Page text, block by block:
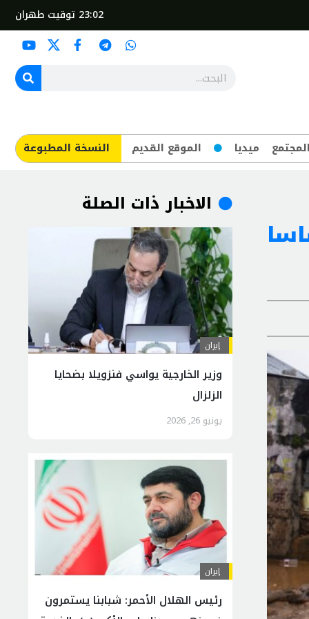
23:02 توقيت طهران
المجتمع ميديا الموقع القديم ​النسخة المطبوعة
الاخبار ذات الصلة
إيران
وزير الخارجية يواسي فنزويلا بضحايا
الزلزال
يونيو 26, 2026
إيران
رئيس الهلال الأحمر: شبابنا يستمرون